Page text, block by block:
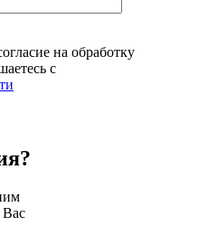
на обработку
c
Вас